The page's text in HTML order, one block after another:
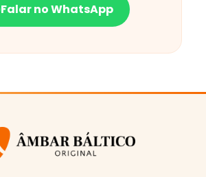
Falar no WhatsApp